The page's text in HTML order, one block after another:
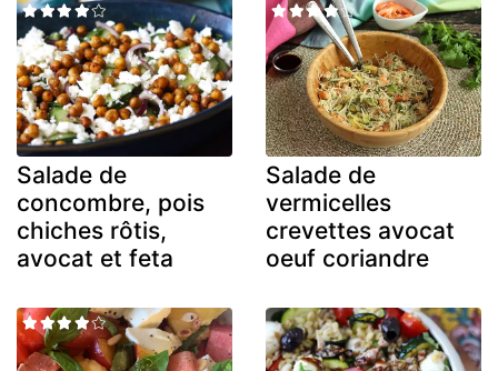
Salade de
concombre, pois
chiches rôtis,
avocat et feta
Salade de
vermicelles
crevettes avocat
oeuf coriandre